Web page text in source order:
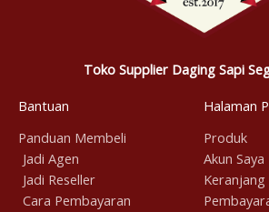
Toko Supplier Daging Sapi
Bantuan
Panduan Membeli
Jadi Agen
Jadi Reseller
Cara Pembayaran
Halaman
Produk
Akun Saya
Keranjang